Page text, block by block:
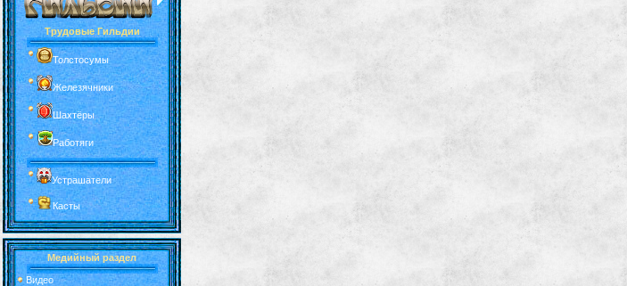
Трудовые Гильдии
Толстосумы
Железячники
Шахтёры
Работяги
Устрашатели
Касты
Медийный раздел
Видео